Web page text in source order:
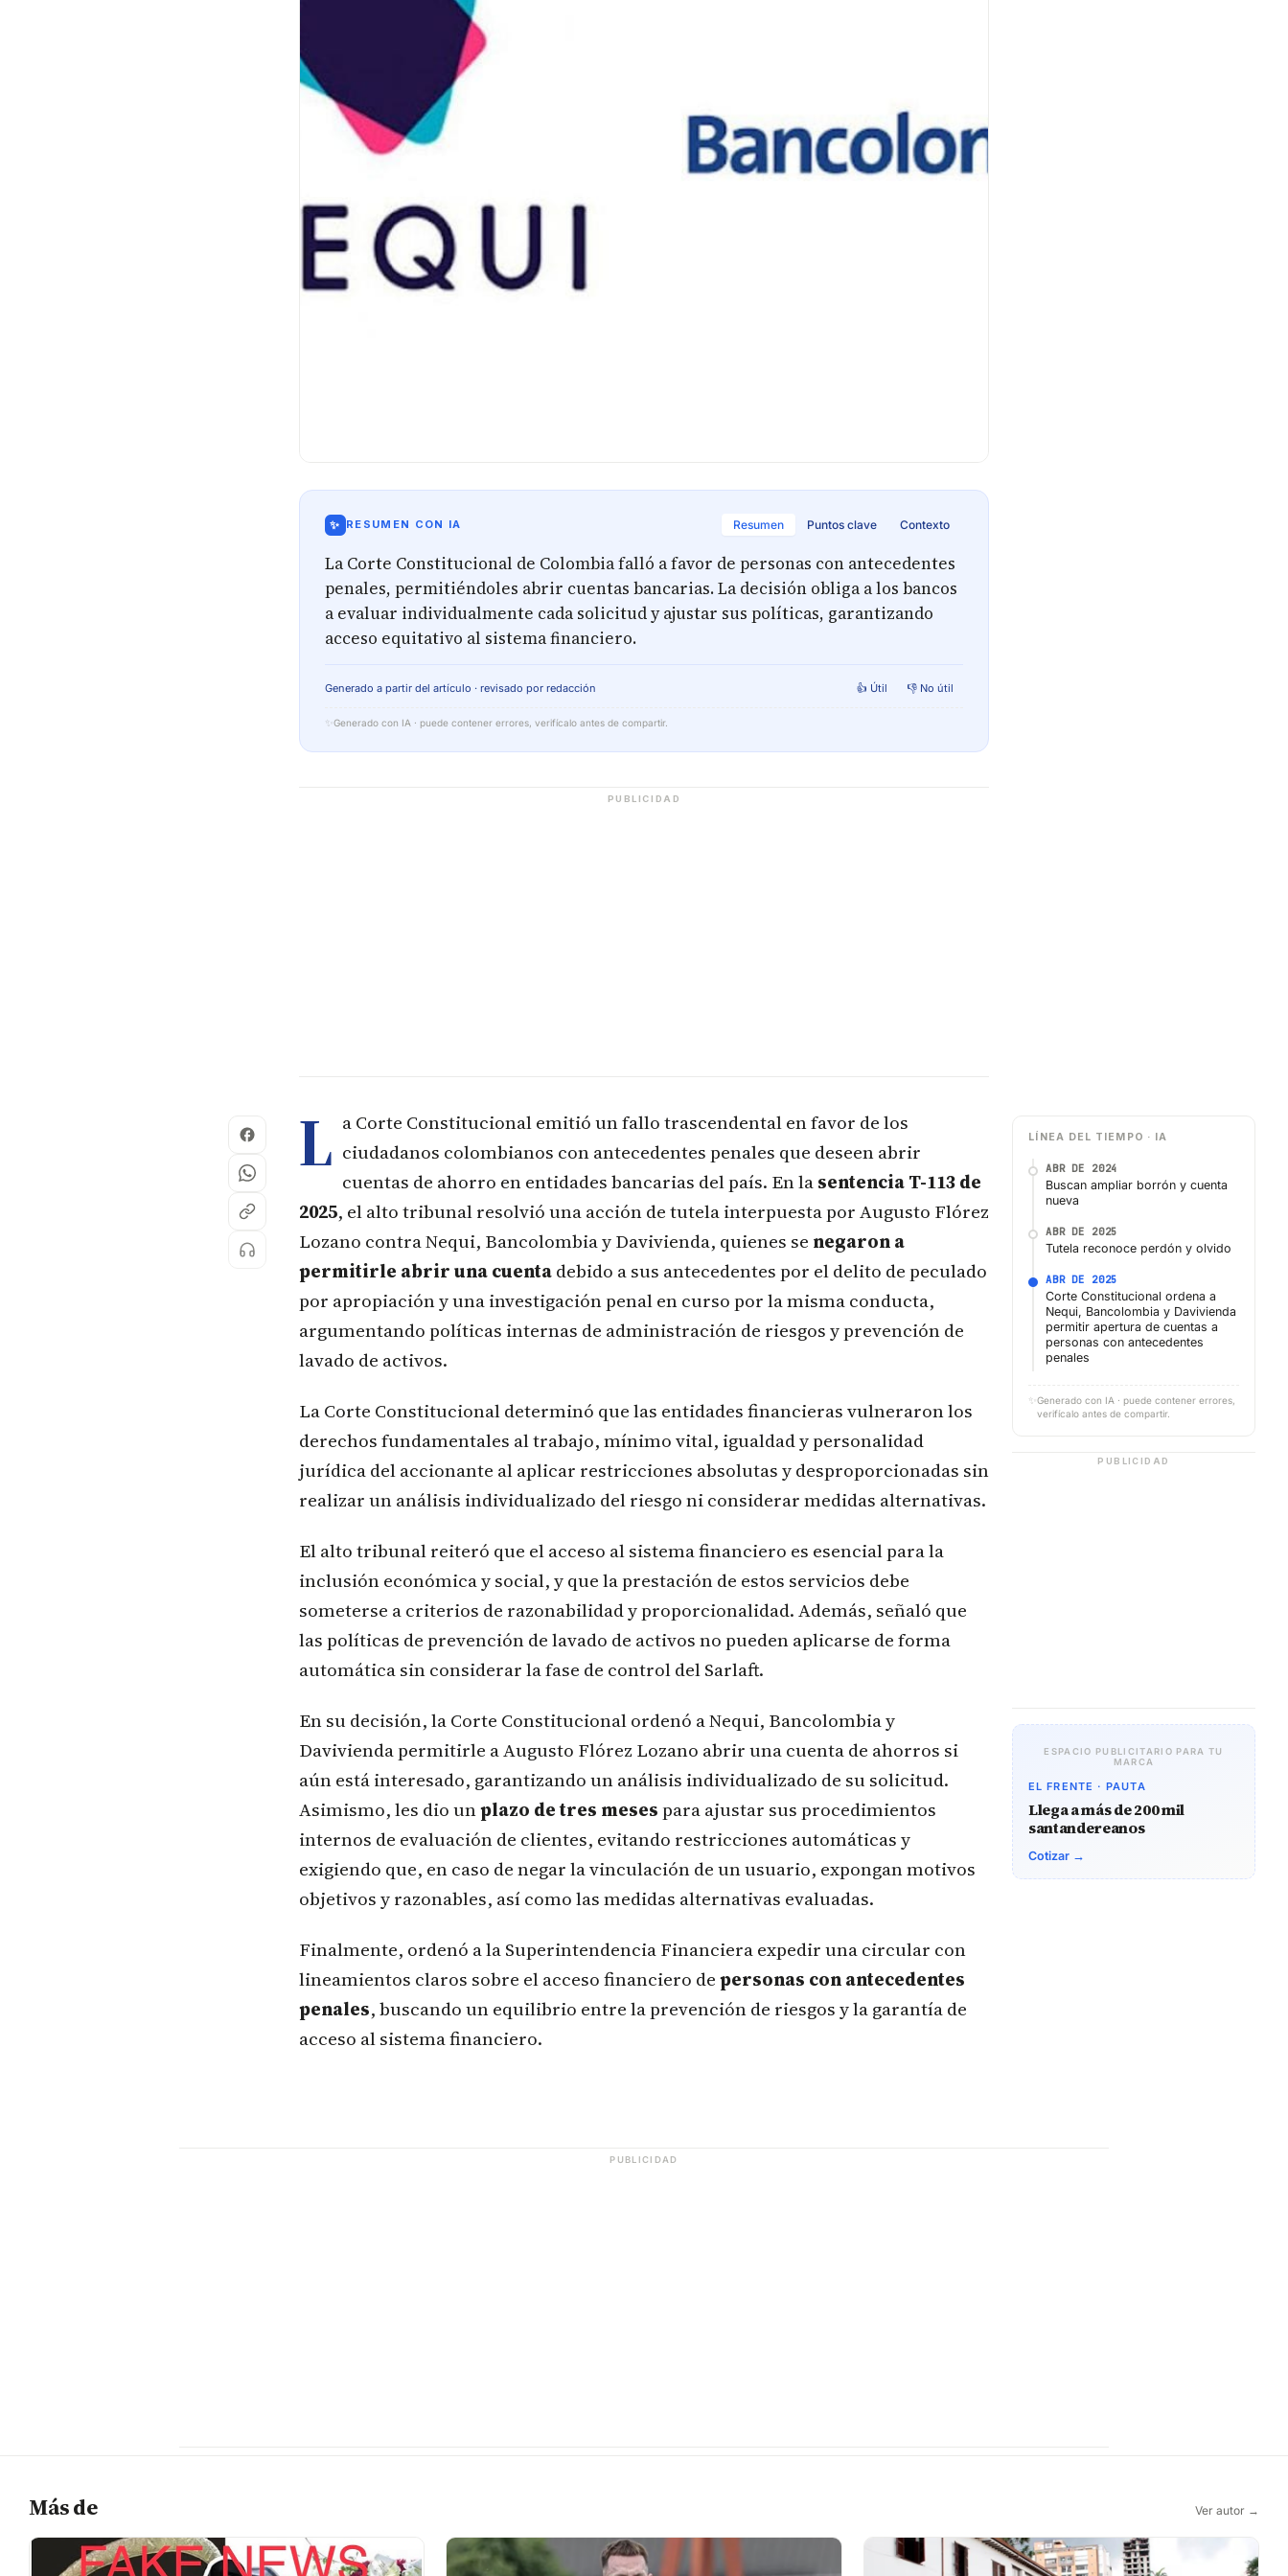
✨ RESUMEN CON IA Resumen Puntos clave Contexto
La Corte Constitucional de Colombia falló a favor de personas con antecedentes
penales, permitiéndoles abrir cuentas bancarias. La decisión obliga a los bancos
a evaluar individualmente cada solicitud y ajustar sus políticas, garantizando
acceso equitativo al sistema financiero.
Generado a partir del artículo · revisado por redacción 👍 Útil 👎 No útil
✨ Generado con IA · puede contener errores, verifícalo antes de compartir.
PUBLICIDAD
L a Corte Constitucional emitió un fallo trascendental en favor de los
ciudadanos colombianos con antecedentes penales que deseen abrir
cuentas de ahorro en entidades bancarias del país. En lasentencia T-113 de
2025, el alto tribunal resolvió una acción de tutela interpuesta por Augusto Flórez
Lozano contra Nequi, Bancolombia y Davivienda, quienes se negaron a
permitirle abrir una cuentadebido a sus antecedentes por el delito de peculado
por apropiación y una investigación penal en curso por la misma conducta,
argumentando políticas internas de administración de riesgos y prevención de
lavado de activos.
La Corte Constitucional determinó que las entidades financieras vulneraron los
derechos fundamentales al trabajo, mínimo vital, igualdad y personalidad
jurídica del accionante al aplicar restricciones absolutas y desproporcionadas sin
realizar un análisis individualizado del riesgo ni considerar medidas alternativas.
El alto tribunal reiteró que el acceso al sistema financiero es esencial para la
inclusión económica y social, y que la prestación de estos servicios debe
someterse a criterios de razonabilidad y proporcionalidad. Además, señaló que
las políticas de prevención de lavado de activos no pueden aplicarse de forma
automática sin considerar la fase de control del Sarlaft.
En su decisión, la Corte Constitucional ordenó a Nequi, Bancolombia y
Davivienda permitirle a Augusto Flórez Lozano abrir una cuenta de ahorros si
aún está interesado, garantizando un análisis individualizado de su solicitud.
Asimismo, les dio unplazo de tres mesespara ajustar sus procedimientos
internos de evaluación de clientes, evitando restricciones automáticas y
exigiendo que, en caso de negar la vinculación de un usuario, expongan motivos
objetivos y razonables, así como las medidas alternativas evaluadas.
Finalmente, ordenó a la Superintendencia Financiera expedir una circular con
lineamientos claros sobre el acceso financiero depersonas con antecedentes
penales, buscando un equilibrio entre la prevención de riesgos y la garantía de
acceso al sistema financiero.
LÍNEA DEL TIEMPO · IA
ABR DE 2024
Buscan ampliar borrón y cuenta
nueva
ABR DE 2025
Tutela reconoce perdón y olvido
ABR DE 2025
Corte Constitucional ordena a
Nequi, Bancolombia y Davivienda
permitir apertura de cuentas a
personas con antecedentes
penales
✨ Generado con IA · puede contener errores,
verifícalo antes de compartir.
PUBLICIDAD
ESPACIO PUBLICITARIO PARA TU
MARCA
EL FRENTE · PAUTA
Llega a más de 200 mil
santandereanos
Cotizar →
PUBLICIDAD
Más de Ver autor →